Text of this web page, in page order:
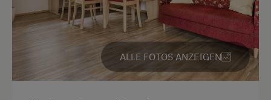
Heizung
Kaffeemaschine
Reinigungsausstattung im Hotel
ALLE FOTOS ANZEIGEN